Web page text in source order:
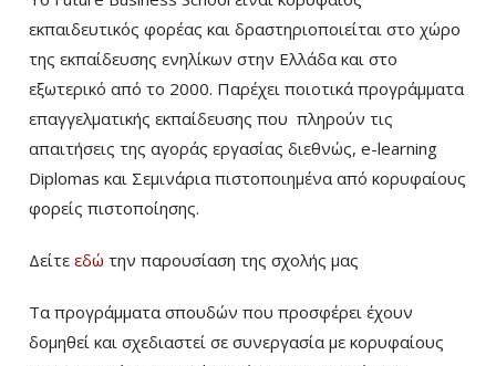
εκπαιδευτικός φορέας και δραστηριοποιείται στο χώρο
της εκπαίδευσης ενηλίκων στην Ελλάδα και στο
εξωτερικό από το 2000. Παρέχει ποιοτικά προγράμματα
επαγγελματικής εκπαίδευσης που πληρούν τις
απαιτήσεις της αγοράς εργασίας διεθνώς, e-learning
Diplomas και Σεμινάρια πιστοποιημένα από κορυφαίους
φορείς πιστοποίησης.
Δείτε εδώ την παρουσίαση της σχολής μας
Τα προγράμματα σπουδών που προσφέρει έχουν
δομηθεί και σχεδιαστεί σε συνεργασία με κορυφαίους